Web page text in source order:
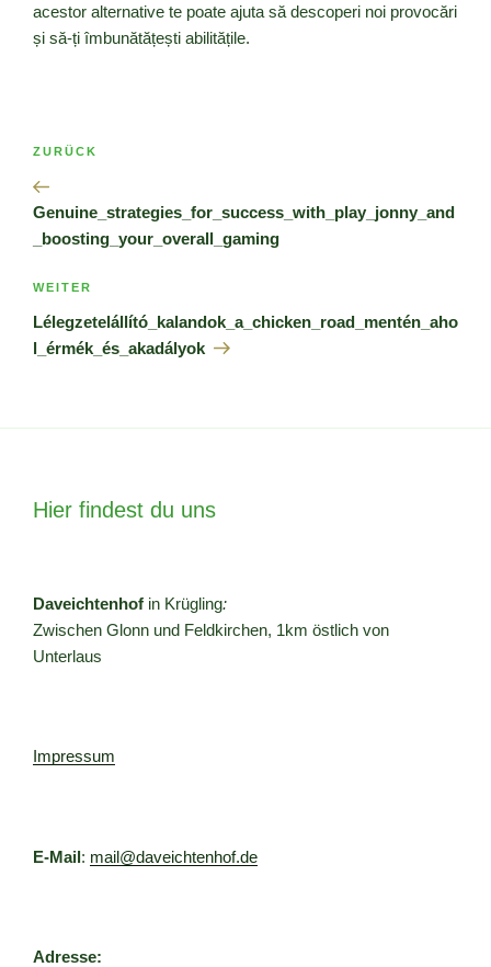
acestor alternative te poate ajuta să descoperi noi provocări
și să-ți îmbunătățești abilitățile.
Beitragsnavigation
Vorheriger
Beitrag
ZURÜCK
Genuine_strategies_for_success_with_play_jonny_and
_boosting_your_overall_gaming
Nächster
Beitrag
WEITER
Lélegzetelállító_kalandok_a_chicken_road_mentén_aho
l_érmék_és_akadályok
Hier findest du uns
Daveichtenhof in Krügling:
Zwischen Glonn und Feldkirchen, 1km östlich von
Unterlaus
Impressum
E-Mail: mail@daveichtenhof.de
Adresse: